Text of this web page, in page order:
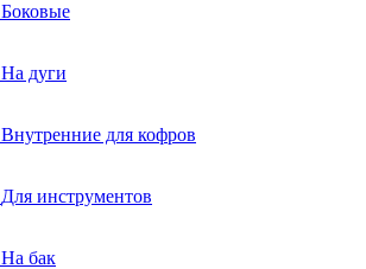
Боковые
На дуги
Внутренние для кофров
Для инструментов
На бак